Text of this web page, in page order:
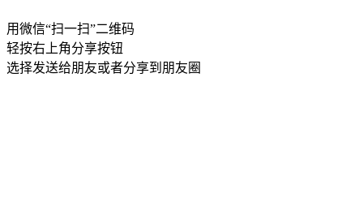
用微信“扫一扫”二维码
轻按右上角分享按钮
选择发送给朋友或者分享到朋友圈